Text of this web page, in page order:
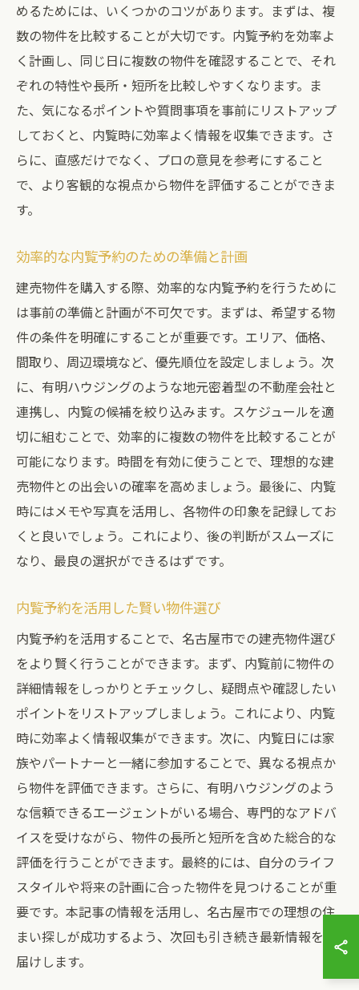
めるためには、いくつかのコツがあります。まずは、複
数の物件を比較することが大切です。内覧予約を効率よ
く計画し、同じ日に複数の物件を確認することで、それ
ぞれの特性や長所・短所を比較しやすくなります。ま
た、気になるポイントや質問事項を事前にリストアップ
しておくと、内覧時に効率よく情報を収集できます。さ
らに、直感だけでなく、プロの意見を参考にすること
で、より客観的な視点から物件を評価することができま
す。
効率的な内覧予約のための準備と計画
建売物件を購入する際、効率的な内覧予約を行うために
は事前の準備と計画が不可欠です。まずは、希望する物
件の条件を明確にすることが重要です。エリア、価格、
間取り、周辺環境など、優先順位を設定しましょう。次
に、有明ハウジングのような地元密着型の不動産会社と
連携し、内覧の候補を絞り込みます。スケジュールを適
切に組むことで、効率的に複数の物件を比較することが
可能になります。時間を有効に使うことで、理想的な建
売物件との出会いの確率を高めましょう。最後に、内覧
時にはメモや写真を活用し、各物件の印象を記録してお
くと良いでしょう。これにより、後の判断がスムーズに
なり、最良の選択ができるはずです。
内覧予約を活用した賢い物件選び
内覧予約を活用することで、名古屋市での建売物件選び
をより賢く行うことができます。まず、内覧前に物件の
詳細情報をしっかりとチェックし、疑問点や確認したい
ポイントをリストアップしましょう。これにより、内覧
時に効率よく情報収集ができます。次に、内覧日には家
族やパートナーと一緒に参加することで、異なる視点か
ら物件を評価できます。さらに、有明ハウジングのよう
な信頼できるエージェントがいる場合、専門的なアドバ
イスを受けながら、物件の長所と短所を含めた総合的な
評価を行うことができます。最終的には、自分のライフ
スタイルや将来の計画に合った物件を見つけることが重
要です。本記事の情報を活用し、名古屋市での理想の住
まい探しが成功するよう、次回も引き続き最新情報をお
届けします。